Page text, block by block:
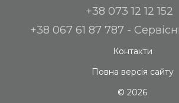
+38 073 12 12 152
+38 067 61 87 787 -
Контакти
Повна версія сайту
© 2026